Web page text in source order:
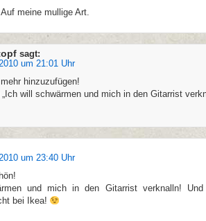
meine mullige Art.
sagt:
um 21:01 Uhr
hinzuzufügen!
„Ich will schwärmen und mich in den Gitarrist
um 23:40 Uhr
und mich in den Gitarrist verknalln!
bei Ikea!